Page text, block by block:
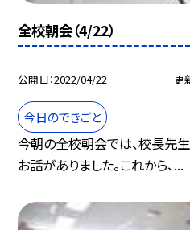
全校朝会（4/22）
公開日 2022/04/22 更
今日のできごと
今朝の全校朝会では、校長先
お話がありました。これから、...